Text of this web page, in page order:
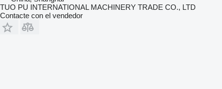
TUO PU INTERNATIONAL MACHINERY TRADE CO., LTD
Contacte con el vendedor